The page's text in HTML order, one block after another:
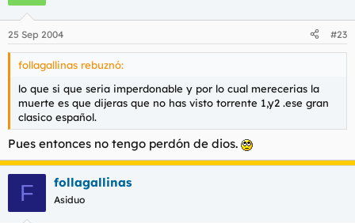
25 Sep 2004 #23
follagallinas rebuznó:
lo que si que seria imperdonable y por lo cual merecerias la
muerte es que dijeras que no has visto torrente 1,y2 .ese gran
clasico español.
Pues entonces no tengo perdón de dios.
F follagallinas
Asiduo